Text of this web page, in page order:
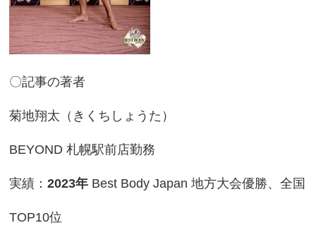
〇記事の著者
菊地翔太（きくちしょうた）
BEYOND 札幌駅前店勤務
実績：2023年 Best Body Japan 地方大会優勝、全国
TOP10位